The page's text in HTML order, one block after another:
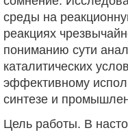
среды на
реакциях
пониманию сути
каталитических
эффективному
синтезе и
Цель работы. В